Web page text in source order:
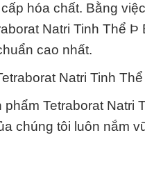
hóa chất. Bằng
Natri Tinh Thể
cao nhất.
Natri Tinh
Tetraborat Natri
chúng tôi luôn nắm